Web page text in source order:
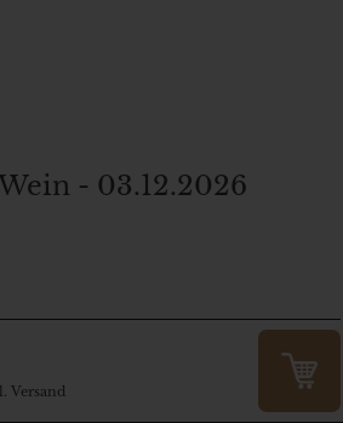
- 03.12.2026
Versand